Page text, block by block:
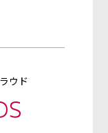
ウド